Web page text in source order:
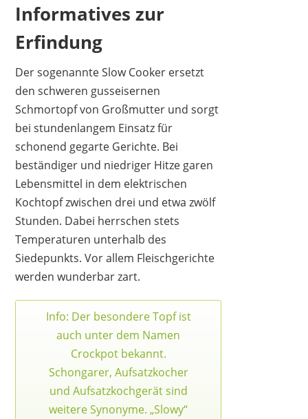
OLVY
39,99 €
NINJA
Informatives zur
Erfindung
Der sogenannte Slow Cooker ersetzt
den schweren gusseisernen
Schmortopf von Großmutter und sorgt
bei stundenlangem Einsatz für
schonend gegarte Gerichte. Bei
beständiger und niedriger Hitze garen
Lebensmittel in dem elektrischen
Kochtopf zwischen drei und etwa zwölf
Stunden. Dabei herrschen stets
Temperaturen unterhalb des
Siedepunkts. Vor allem Fleischgerichte
werden wunderbar zart.
Info: Der besondere Topf ist
auch unter dem Namen
Crockpot bekannt.
Schongarer, Aufsatzkocher
und Aufsatzkochgerät sind
weitere Synonyme. „Slowy“